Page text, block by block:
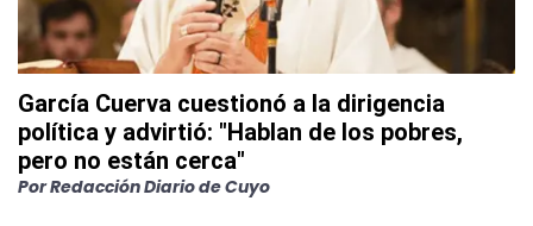
García Cuerva cuestionó a la dirigencia
política y advirtió: "Hablan de los pobres,
pero no están cerca"
PorRedacción Diario de Cuyo